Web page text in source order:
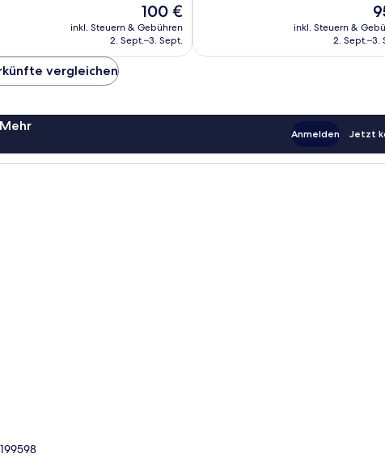
Der
Preis
beträgt
100 €
inkl. Steuern & Gebühren
2. Sept.–3. Sept.
inkl. Steuern &
2. Sept.–3.
vergleichen
Anmelden Jetzt